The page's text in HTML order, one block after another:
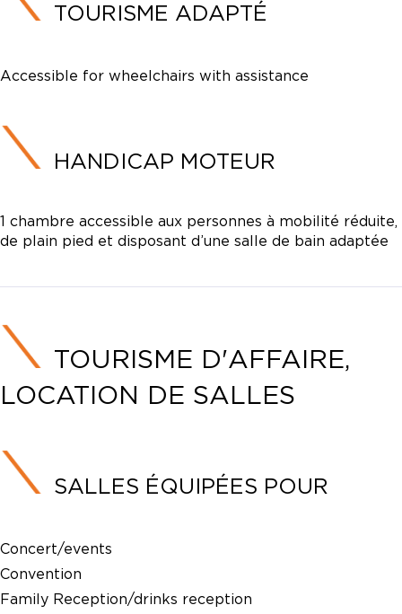
TOURISME ADAPTÉ
Accessible for wheelchairs with assistance
HANDICAP MOTEUR
1 chambre accessible aux personnes à mobilité réduite,
de plain pied et disposant d’une salle de bain adaptée
TOURISME D'AFFAIRE,
LOCATION DE SALLES
SALLES ÉQUIPÉES POUR
Concert/events
Convention
Family Reception/drinks reception